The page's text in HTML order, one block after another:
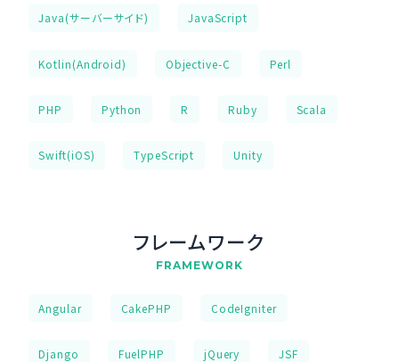
Java(サーバーサイド) JavaScript
Kotlin(Android) Objective-C Perl
PHP Python R Ruby Scala
Swift(iOS) TypeScript Unity
フレームワーク
FRAMEWORK
Angular CakePHP CodeIgniter
Django FuelPHP jQuery JSF